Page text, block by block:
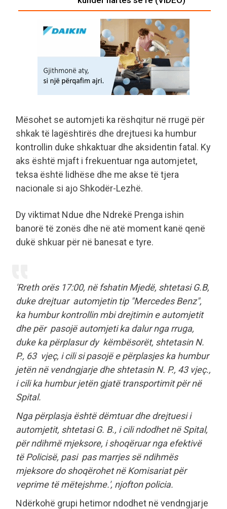
Mësohet se automjeti ka rëshqitur në rrugë për
shkak të lagështirës dhe drejtuesi ka humbur
kontrollin duke shkaktuar dhe aksidentin fatal. Ky
aks është mjaft i frekuentuar nga automjetet,
teksa është lidhëse dhe me akse të tjera
nacionale si ajo Shkodër-Lezhë.
Dy viktimat Ndue dhe Ndrekë Prenga ishin
banorë të zonës dhe në atë moment kanë qenë
dukë shkuar për në banesat e tyre.
'Rreth orës 17:00, në fshatin Mjedë, shtetasi G.B,
duke drejtuar automjetin tip "Mercedes Benz",
ka humbur kontrollin mbi drejtimin e automjetit
dhe për pasojë automjeti ka dalur nga rruga,
duke ka përplasur dy këmbësorët, shtetasin N.
P., 63 vjeç, i cili si pasojë e përplasjes ka humbur
jetën në vendngjarje dhe shtetasin N. P., 43 vjeç.,
i cili ka humbur jetën gjatë transportimit për në
Spital.
Nga përplasja është dëmtuar dhe drejtuesi i
automjetit, shtetasi G. B., i cili ndodhet në Spital,
për ndihmë mjeksore, i shoqëruar nga efektivë
të Policisë, pasi pas marrjes së ndihmës
mjeksore do shoqërohet në Komisariat për
veprime të mëtejshme.', njofton policia.
Ndërkohë grupi hetimor ndodhet në vendngjarje